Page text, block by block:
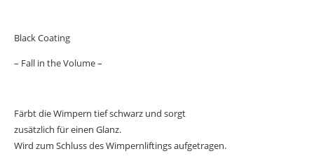
Black Coating
– Fall in the Volume –
Färbt die Wimpern tief schwarz und sorgt
zusätzlich für einen Glanz.
Wird zum Schluss des Wimpernliftings aufgetragen.